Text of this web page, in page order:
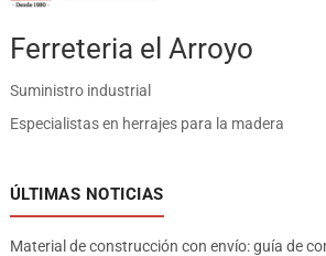
Ferreteria el Arroyo
Suministro industrial
Especialistas en herrajes para la madera
ÚLTIMAS NOTICIAS
Material de construcción con envío: guía de